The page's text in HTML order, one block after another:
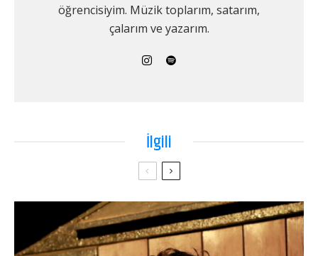
öğrencisiyim. Müzik toplarım, satarım,
çalarım ve yazarım.
İlgili